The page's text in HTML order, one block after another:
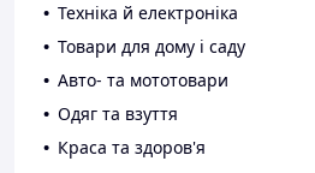
Техніка й електроніка
Товари для дому і саду
Авто- та мототовари
Одяг та взуття
Краса та здоров'я